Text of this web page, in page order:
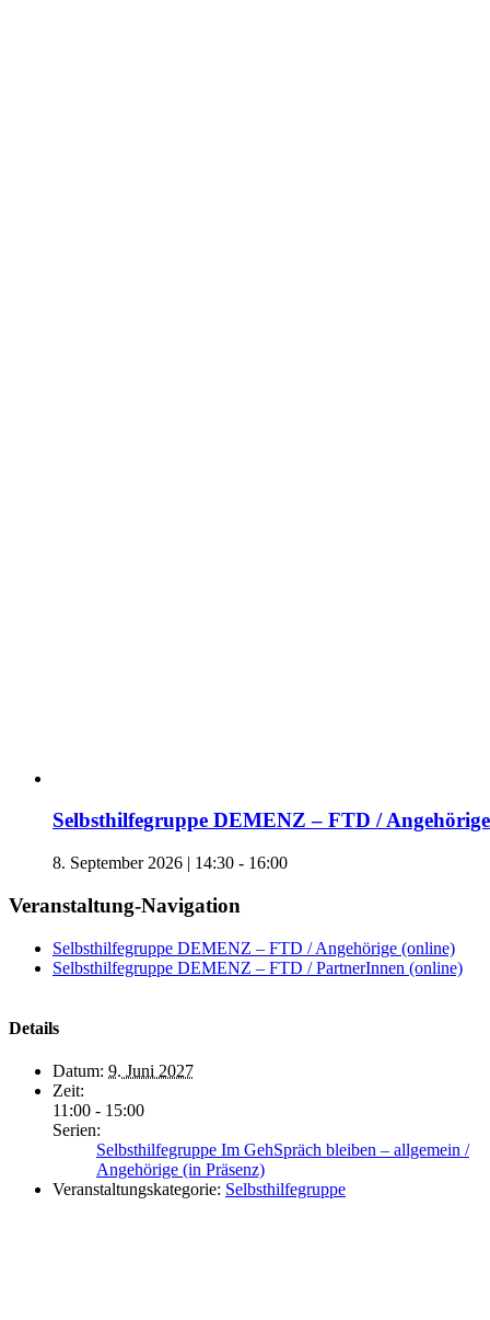
Selbsthilfegruppe DEMENZ – FTD /
8. September 2026 | 14:30 - 16:00
Veranstaltung-Navigation
Selbsthilfegruppe DEMENZ – FTD / Angehörige (online)
Selbsthilfegruppe DEMENZ – FTD / PartnerInnen (online)
Details
Datum: 9. Juni 2027
Zeit:
11:00 - 15:00
Serien:
Selbsthilfegruppe Im GehSpräch bleiben – allgemein /
Angehörige (in Präsenz)
Veranstaltungskategorie: Selbsthilfegruppe